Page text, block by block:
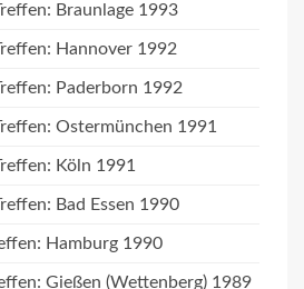
Braunlage 1993
Hannover 1992
Paderborn 1992
Ostermünchen 1991
Köln 1991
Bad Essen 1990
Hamburg 1990
Gießen (Wettenberg) 1989